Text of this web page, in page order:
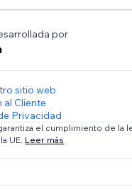
genera la campaña de "marketing".
por
sitio web
al Cliente
Privacidad
el cumplimiento de la
UE. Leer más